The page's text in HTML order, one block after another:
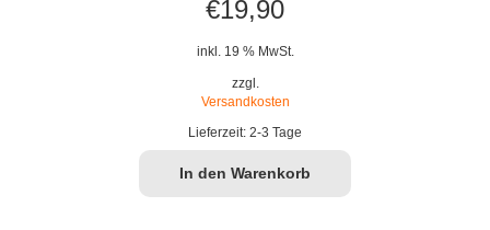
€19,90
inkl. 19 % MwSt.
zzgl.
Versandkosten
Lieferzeit: 2-3 Tage
In den Warenkorb